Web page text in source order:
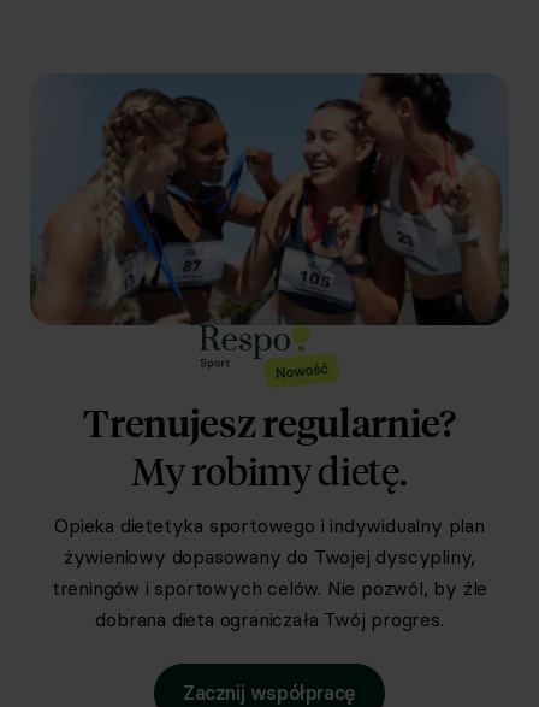
Nowy jadłospis co 30 dni z zachowaniem poprzednich
w pakietach
1, 3, 6 i 12
w pakietach
1, 3, 6 i 12
msc.
w pakietach
1, 3, 6 i 12
msc.
w pakietach
1, 3, 6 i 12
msc.
Gwarancja na każdą dietę: 7 dni na dowolne zmiany w
Dieta startowa – gotuj, ucz się, działaj od razu
Dodawanie posiłków spoza planu
Trenujesz regularnie?
My robimy dietę.
Opieka dietetyka sportowego i indywidualny plan
żywieniowy dopasowany do Twojej dyscypliny,
treningów i sportowych celów. Nie pozwól, by źle
dobrana dieta ograniczała Twój progres.
Zacznij współpracę